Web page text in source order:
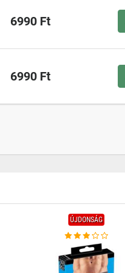
6990 Ft
6990 Ft
ÚJDONSÁG